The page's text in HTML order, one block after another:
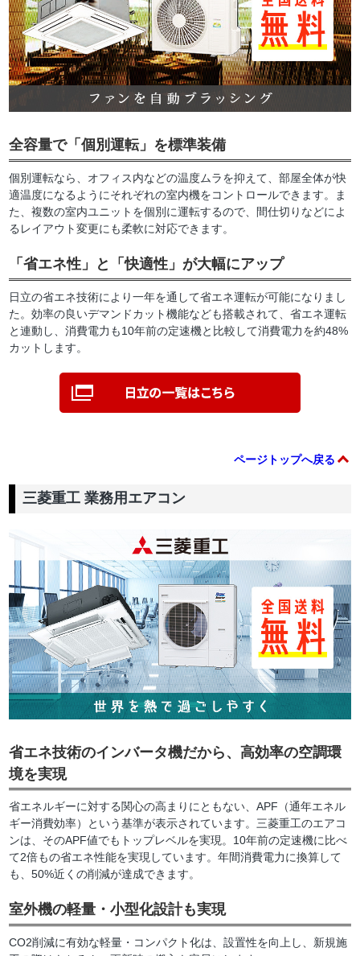
全容量で「個別運転」を標準装備
個別運転なら、オフィス内などの温度ムラを抑えて、部屋全体が快
適温度になるようにそれぞれの室内機をコントロールできます。ま
た、複数の室内ユニットを個別に運転するので、間仕切りなどによ
るレイアウト変更にも柔軟に対応できます。
「省エネ性」と「快適性」が大幅にアップ
日立の省エネ技術により一年を通して省エネ運転が可能になりまし
た。効率の良いデマンドカット機能なども搭載されて、省エネ運転
と連動し、消費電力も10年前の定速機と比較して消費電力を約48%
カットします。
ページトップへ戻る
三菱重工 業務用エアコン
省エネ技術のインバータ機だから、高効率の空調環
境を実現
省エネルギーに対する関心の高まりにともない、APF（通年エネル
ギー消費効率）という基準が表示されています。三菱重工のエアコ
ンは、そのAPF値でもトップレベルを実現。10年前の定速機に比べ
て2倍もの省エネ性能を実現しています。年間消費電力に換算して
も、50%近くの削減が達成できます。
室外機の軽量・小型化設計も実現
CO2削減に有効な軽量・コンパクト化は、設置性を向上し、新規施